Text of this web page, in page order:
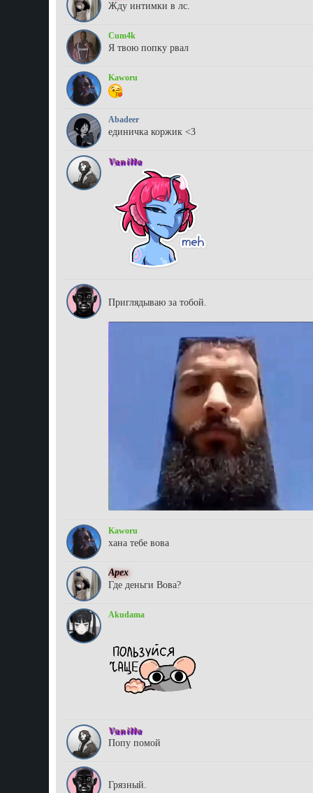
Жду интимки в лс.
Cum4k
Я твою попку рвал
Kaworu
Abadeer
единичка коржик <3
Vanilla
Приглядываю за тобой.
Kaworu
хана тебе вова
Aрex
Где деньги Вова?
Akudama
Vanilla
Попу помой
Грязный.